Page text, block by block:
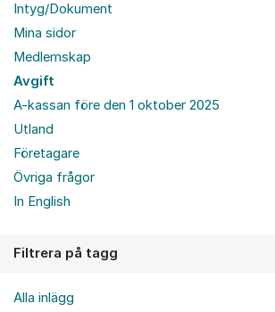
Intyg/Dokument
Mina sidor
Medlemskap
Avgift
A-kassan före den 1 oktober 2025
Utland
Företagare
Övriga frågor
In English
Filtrera på tagg
Alla inlägg